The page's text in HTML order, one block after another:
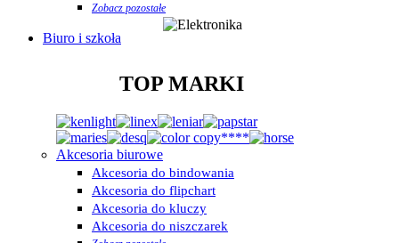
Zobacz pozostałe
Biuro i szkoła
TOP MARKI
Akcesoria biurowe
Akcesoria do bindowania
Akcesoria do flipchart
Akcesoria do kluczy
Akcesoria do niszczarek